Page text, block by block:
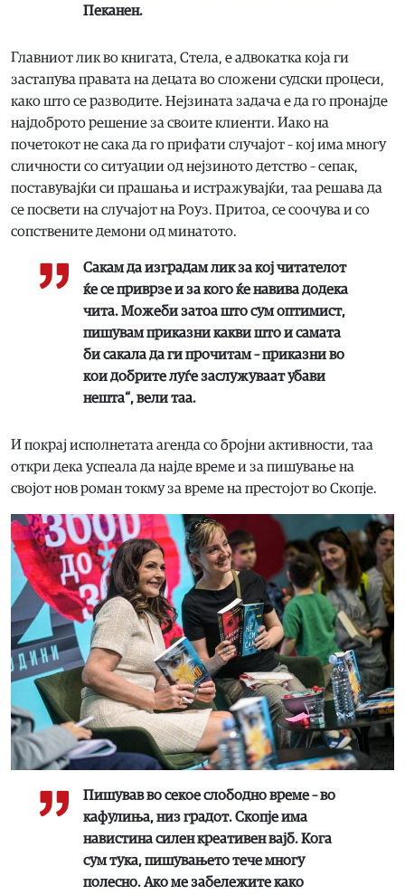
Пеканен.
Главниот лик во книгата, Стела, е адвокатка која ги
застапува правата на децата во сложени судски процеси,
како што се разводите. Нејзината задача е да го пронајде
најдоброто решение за своите клиенти. Иако на
почетокот не сака да го прифати случајот – кој има многу
сличности со ситуации од нејзиното детство – сепак,
поставувајќи си прашања и истражувајќи, таа решава да
се посвети на случајот на Роуз. Притоа, се соочува и со
сопствените демони од минатото.
Сакам да изградам лик за кој читателот
ќе се приврзе и за кого ќе навива додека
чита. Можеби затоа што сум оптимист,
пишувам приказни какви што и самата
би сакала да ги прочитам – приказни во
кои добрите луѓе заслужуваат убави
нешта“, вели таа.
И покрај исполнетата агенда со бројни активности, таа
откри дека успеала да најде време и за пишување на
својот нов роман токму за време на престојот во Скопје.
Пишував во секое слободно време – во
кафулиња, низ градот. Скопје има
навистина силен креативен вајб. Кога
сум тука, пишувањето тече многу
полесно. Ако ме забележите како